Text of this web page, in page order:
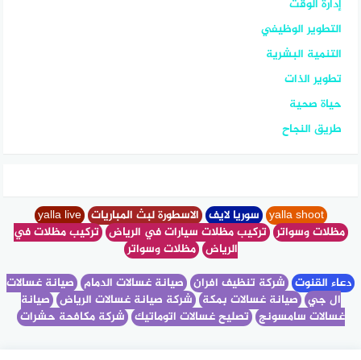
إدارة الوقت
التطوير الوظيفي
التنمية البشرية
تطوير الذات
حياة صحية
طريق النجاح
yalla shoot سوريا لايفالاسطورة لبث المبارياتyalla live
مظلات وسواترتركيب مظلات سيارات في الرياضتركيب مظلات في
الرياضمظلات وسواتر
دعاء القنوتشركة تنظيف افرانصيانة غسالات الدمامصيانة غسالات
ال جيصيانة غسالات بمكةشركة صيانة غسالات الرياضصيانة
غسالات سامسونجتصليح غسالات اتوماتيكشركة مكافحة حشرات